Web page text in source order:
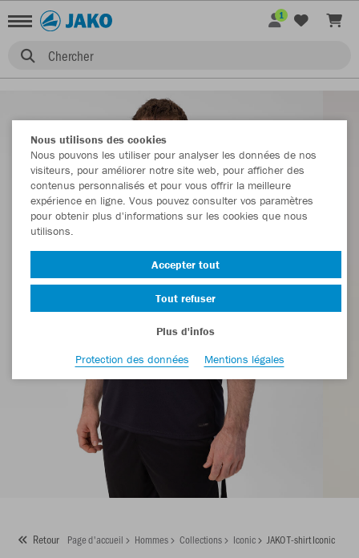
Chercher
1
Retour Page d'accueil Hommes Collections Iconic JAKO T-shirt Iconic
Nous utilisons des cookies
Nous pouvons les utiliser pour analyser les données de nos
visiteurs, pour améliorer notre site web, pour afficher des
contenus personnalisés et pour vous offrir la meilleure
expérience en ligne. Vous pouvez consulter vos paramètres
pour obtenir plus d'informations sur les cookies que nous
utilisons.
Accepter tout
Tout refuser
Plus d'infos
Protection des données
Mentions légales